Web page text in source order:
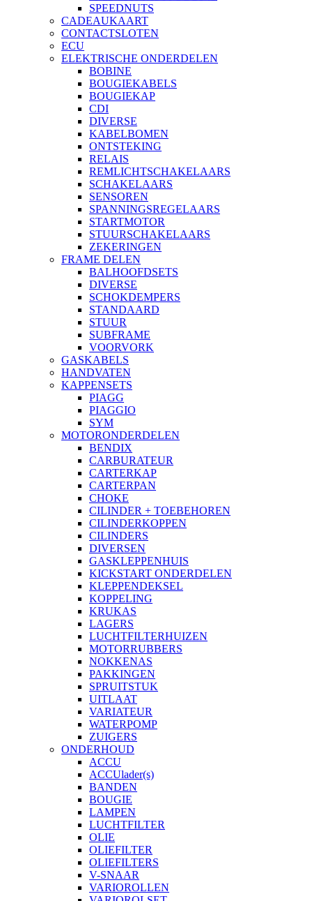
SPEEDNUTS
CADEAUKAART
CONTACTSLOTEN
ECU
ELEKTRISCHE ONDERDELEN
BOBINE
BOUGIEKABELS
BOUGIEKAP
CDI
DIVERSE
KABELBOMEN
ONTSTEKING
RELAIS
REMLICHTSCHAKELAARS
SCHAKELAARS
SENSOREN
SPANNINGSREGELAARS
STARTMOTOR
STUURSCHAKELAARS
ZEKERINGEN
FRAME DELEN
BALHOOFDSETS
DIVERSE
SCHOKDEMPERS
STANDAARD
STUUR
SUBFRAME
VOORVORK
GASKABELS
HANDVATEN
KAPPENSETS
PIAGG
PIAGGIO
SYM
MOTORONDERDELEN
BENDIX
CARBURATEUR
CARTERKAP
CARTERPAN
CHOKE
CILINDER + TOEBEHOREN
CILINDERKOPPEN
CILINDERS
DIVERSEN
GASKLEPPENHUIS
KICKSTART ONDERDELEN
KLEPPENDEKSEL
KOPPELING
KRUKAS
LAGERS
LUCHTFILTERHUIZEN
MOTORRUBBERS
NOKKENAS
PAKKINGEN
SPRUITSTUK
UITLAAT
VARIATEUR
WATERPOMP
ZUIGERS
ONDERHOUD
ACCU
ACCUlader(s)
BANDEN
BOUGIE
LAMPEN
LUCHTFILTER
OLIE
OLIEFILTER
OLIEFILTERS
V-SNAAR
VARIOROLLEN